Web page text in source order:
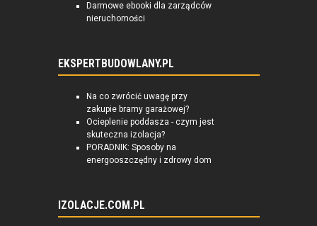
Darmowe ebooki dla zarządców
nieruchomości
EKSPERTBUDOWLANY.PL
Na co zwrócić uwagę przy
zakupie bramy garażowej?
Ocieplenie poddasza - czym jest
skuteczna izolacja?
PORADNIK: Sposoby na
energooszczędny i zdrowy dom
IZOLACJE.COM.PL